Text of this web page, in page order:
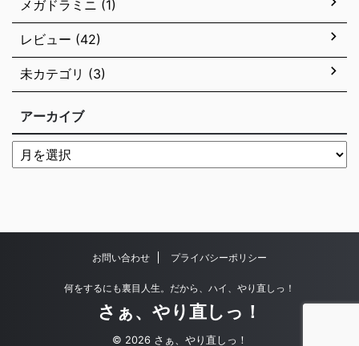
メガドラミニ (1)
レビュー (42)
未カテゴリ (3)
アーカイブ
お問い合わせ プライバシーポリシー
何をするにも裏目人生。だから、ハイ、やり直しっ！
さぁ、やり直しっ！
© 2026 さぁ、やり直しっ！